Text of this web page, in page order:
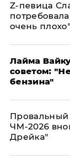
Z-певица
очень плохо"
Лайма
советом:
бензина"
ЧМ-2026
Дрейка"